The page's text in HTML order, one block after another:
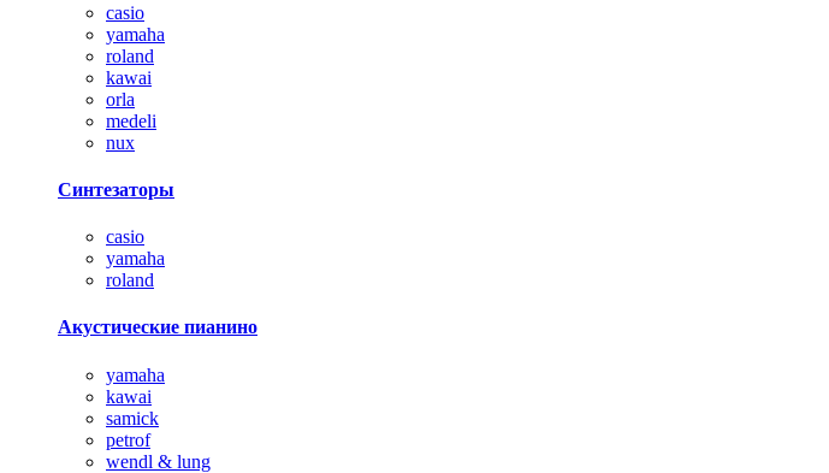
casio
yamaha
roland
kawai
orla
medeli
nux
Синтезаторы
casio
yamaha
roland
Акустические пианино
yamaha
kawai
samick
petrof
wendl & lung